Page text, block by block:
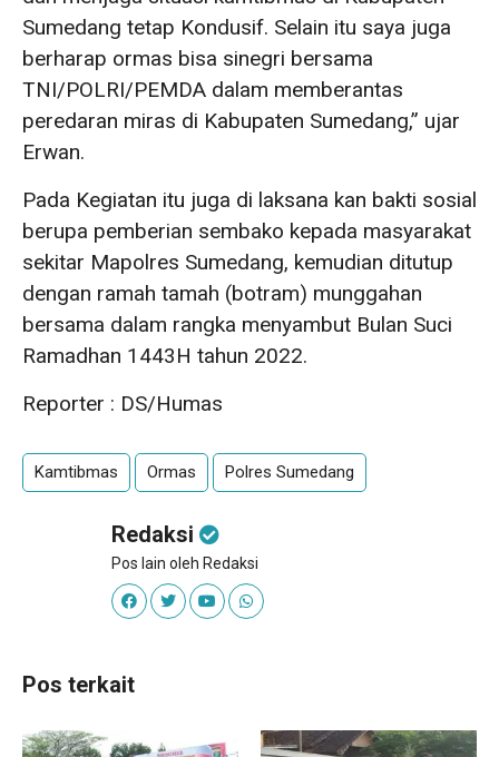
Sumedang tetap Kondusif. Selain itu saya juga
berharap ormas bisa sinegri bersama
TNI/POLRI/PEMDA dalam memberantas
peredaran miras di Kabupaten Sumedang,” ujar
Erwan.
Pada Kegiatan itu juga di laksana kan bakti sosial
berupa pemberian sembako kepada masyarakat
sekitar Mapolres Sumedang, kemudian ditutup
dengan ramah tamah (botram) munggahan
bersama dalam rangka menyambut Bulan Suci
Ramadhan 1443H tahun 2022.
Reporter : DS/Humas
Kamtibmas Ormas Polres Sumedang
Redaksi
Pos lain oleh Redaksi
Pos terkait